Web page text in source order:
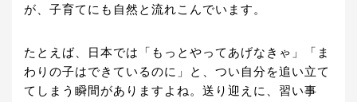
が、子育てにも自然と流れこんでいます。
たとえば、日本では「もっとやってあげなきゃ」「ま
わりの子はできているのに」と、つい自分を追い立て
てしまう瞬間がありますよね。送り迎えに、習い事